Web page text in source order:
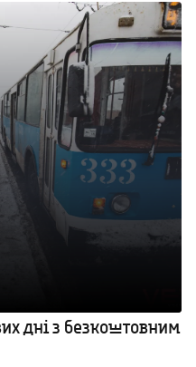
дні з безкоштовним